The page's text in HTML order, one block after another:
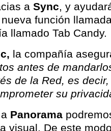
a Sync, y
función
llamado Tab Candy.
la compañía
antes de
de la Red, es
su
Panorama
visual. De este